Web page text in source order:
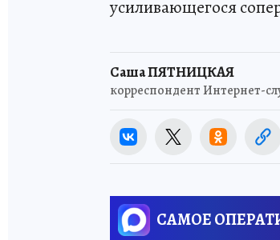
усиливающегося
Саша ПЯТНИЦКАЯ
корреспондент Интернет-
САМОЕ